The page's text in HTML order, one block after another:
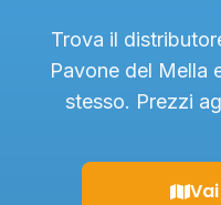
Trova il
Pavone del Mella
stesso. Prezzi